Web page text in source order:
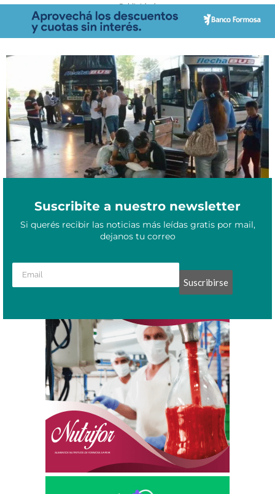
- Publicidad -
Aumentan los pasajes desde Formosa: conocé las nuevas tarifas
hacia Retiro, Córdoba y otros destinos
Noviembre 6, 2025
Suscribite a nuestro newsletter
Si querés recibir las noticias más leídas gratis por mail,
dejanos tu correo
Suscribirse